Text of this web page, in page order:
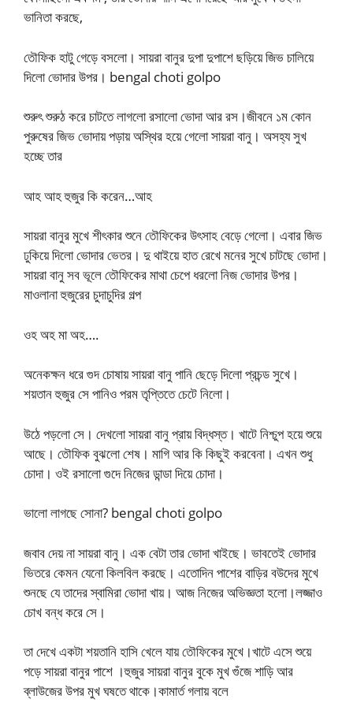
ভানিতা করছে,
তৌফিক হাটু গেড়ে বসলো। সায়রা বানুর দুপা দুপাশে ছড়িয়ে জিভ চালিয়ে
দিলো ভোদার উপর। bengal choti golpo
শুরুৎ শুরুঠ করে চাটতে লাগলো রসালো ভোদা আর রস।জীবনে ১ম কোন
পুরুষের জিভ ভোদায় পড়ায় অস্থির হয়ে গেলো সায়রা বানু। অসহ্য সুখ
হচ্ছে তার
আহ আহ হুজুর কি করেন…আহ
সায়রা বানুর মুখে শীৎকার শুনে তৌফিকের উৎসাহ বেড়ে গেলো। এবার জিভ
ঢুকিয়ে দিলো ভোদার ভেতর। দু থাইয়ে হাত রেখে মনের সুখে চাটছে ভোদা।
সায়রা বানু সব ভূলে তৌফিকের মাথা চেপে ধরলো নিজ ভোদার উপর।
মাওলানা হুজুরের চুদাচুদির গল্প
ওহ অহ মা অহ….
অনেকক্ষন ধরে গুদ চোষায় সায়রা বানু পানি ছেড়ে দিলো প্রচন্ড সুখে।
শয়তান হুজুর সে পানিও পরম তৃপ্তিতে চেটে নিলো।
উঠে পড়লো সে। দেখলো সায়রা বানু প্রায় বিদ্ধস্ত। খাটে নিশ্চুপ হয়ে শুয়ে
আছে। তৌফিক বুঝলো শেষ। মাগি আর কি কিছুই করবেনা। এখন শুধু
চোদা। ওই রসালো গুদে নিজের ডান্ডা দিয়ে চোদা।
ভালো লাগছে সোনা? bengal choti golpo
জবাব দেয় না সায়রা বানু। এক বেটা তার ভোদা খাইছে। ভাবতেই ভোদার
ভিতরে কেমন যেনো কিলবিল করছে। এতোদিন পাশের বাড়ির বউদের মুখে
শুনছে যে তাদের স্বামিরা ভোদা খায়। আজ নিজের অভিজ্ঞতা হলো।লজ্জাও
চোখ বন্ধ করে সে।
তা দেখে একটা শয়তানি হাসি খেলে যায় তৌফিকের মুখে।খাটে এসে শুয়ে
পড়ে সায়রা বানুর পাশে ।হুজুর সায়রা বানুর বুকে মুখ গুঁজে শাড়ি আর
ব্লাউজের উপর মুখ ঘষতে থাকে।কামার্ত গলায় বলে